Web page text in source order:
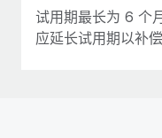
试用期最长为 6 个
应延长试用期以补偿